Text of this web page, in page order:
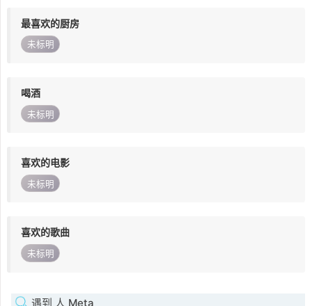
最喜欢的厨房
未标明
喝酒
未标明
喜欢的电影
未标明
喜欢的歌曲
未标明
遇到 人 Meta